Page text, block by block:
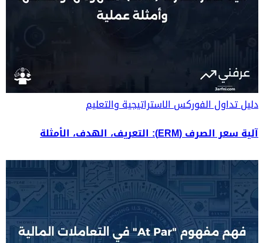
دليل تداول الفوركسالاستراتيجية والتعليم
آلية سعر الصرف (ERM): التعريف، الهدف، الأمثلة